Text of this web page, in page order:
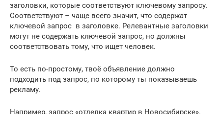
заголовки, которые соответствуют ключевому запросу.
Соответствуют – чаще всего значит, что содержат
ключевой запрос в заголовке. Релевантные заголовки
могут не содержать ключевой запрос, но должны
соответствовать тому, что ищет человек.
То есть по-простому, твоё объявление должно
подходить под запрос, по которому ты показываешь
рекламу.
Например, запрос «отделка квартир в Новосибирске».